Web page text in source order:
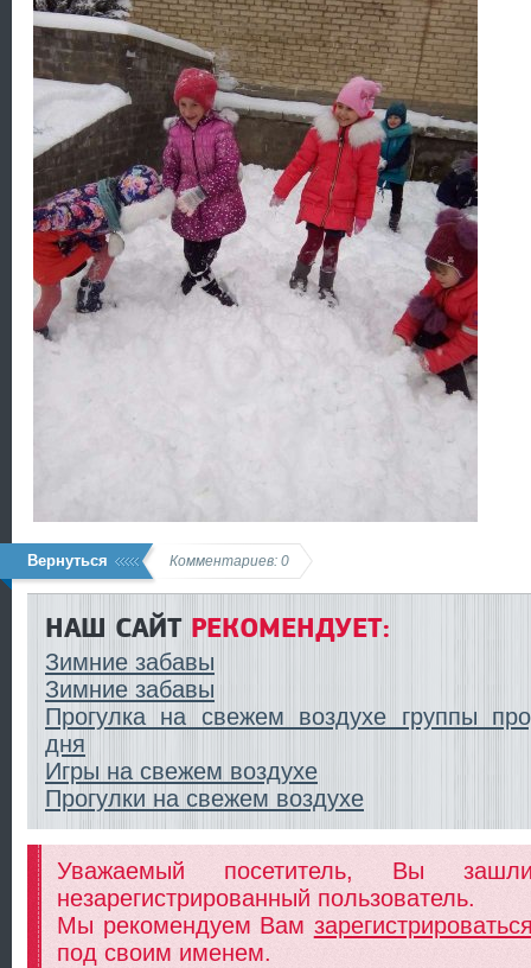
Вернуться Комментариев: 0
НАШ САЙТРЕКОМЕНДУЕТ:
Зимние забавы
Зимние забавы
Прогулка на свежем воздухе группы
дня
Игры на свежем воздухе
Прогулки на свежем воздухе
Уважаемый посетитель, Вы
незарегистрированный пользователь.
Мы рекомендуем Вам
под своим именем.